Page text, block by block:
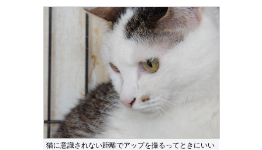
猫に意識されない距離でアップを撮るってときにいい